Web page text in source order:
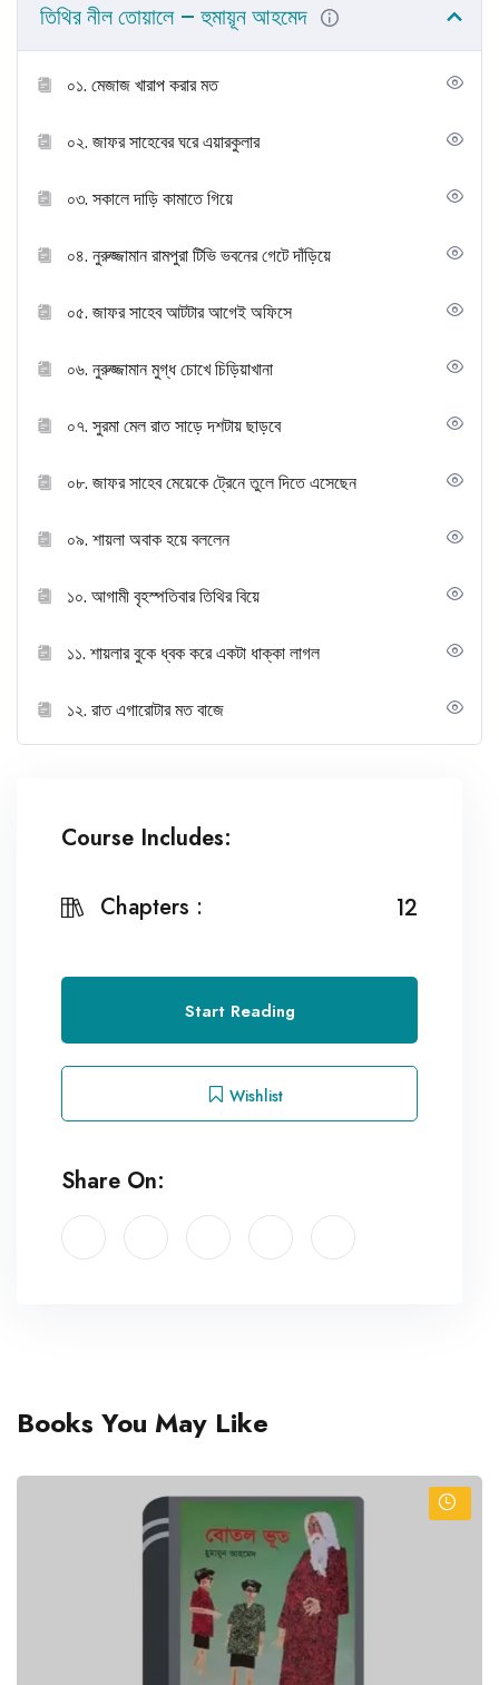
তিথির নীল তোয়ালে – হুমায়ূন আহমেদ
০১. মেজাজ খারাপ করার মত
০২. জাফর সাহেবের ঘরে এয়ারকুলার
০৩. সকালে দাড়ি কামাতে গিয়ে
০৪. নুরুজ্জামান রামপুরা টিভি ভবনের গেটে দাঁড়িয়ে
০৫. জাফর সাহেব আটটার আগেই অফিসে
০৬. নুরুজ্জামান মুগ্ধ চোখে চিড়িয়াখানা
০৭. সুরমা মেল রাত সাড়ে দশটায় ছাড়বে
০৮. জাফর সাহেব মেয়েকে ট্রেনে তুলে দিতে এসেছেন
০৯. শায়লা অবাক হয়ে বললেন
১০. আগামী বৃহস্পতিবার তিথির বিয়ে
১১. শায়লার বুকে ধ্বক করে একটা ধাক্কা লাগল
১২. রাত এগারোটার মত বাজে
Course Includes:
Chapters : 12
Start Reading
Wishlist
Share On:
Books You May Like